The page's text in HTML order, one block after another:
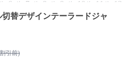
替デザインテーラードジャ
引前)